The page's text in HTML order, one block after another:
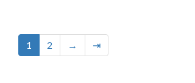
1 2 → ⇥